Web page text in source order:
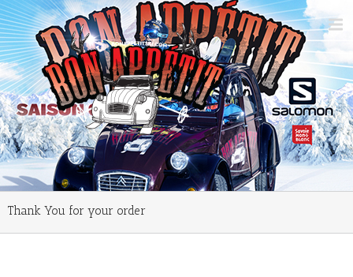
Thank You for your order